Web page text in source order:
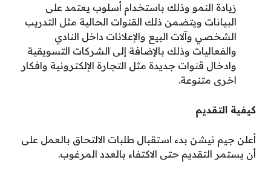
زيادة النمو وذلك باستخدام أسلوب يعتمد على
البيانات ويتضمن ذلك القنوات الحالية مثل التدريب
الشخصي وآلات البيع والإعلانات داخل النادي
والفعاليات وذلك بالإضافة إلى الشركات التسويقية
وادخال قنوات جديدة مثل التجارة الإلكترونية وافكار
اخرى متنوعة.
كيفية التقديم
أعلن جيم نيشن بدء استقبال طلبات الالتحاق بالعمل على
أن يستمر التقديم حتى الاكتفاء بالعدد المرغوب.